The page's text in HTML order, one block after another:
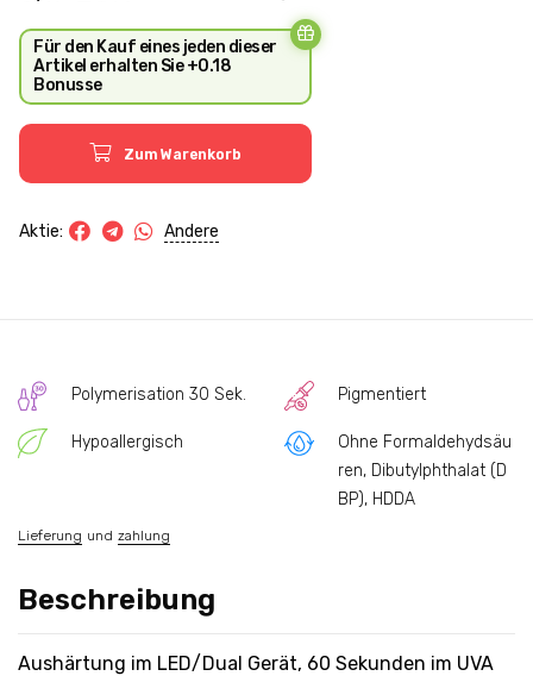
Für den Kauf eines jeden dieser
Artikel erhalten Sie +0.18
Bonusse
Zum Warenkorb
Aktie: Andere
Polymerisation 30 Sek. Pigmentiert
Hypoallergisch
Ohne Formaldehydsäu
ren, Dibutylphthalat (D
BP), HDDA
Lieferung und zahlung
Beschreibung
Aushärtung im LED/Dual Gerät, 60 Sekunden im UVA